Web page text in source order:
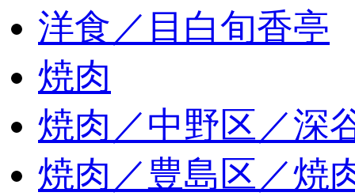
洋食／目白旬香亭
焼肉
焼肉／中野区／深
焼肉／豊島区／焼